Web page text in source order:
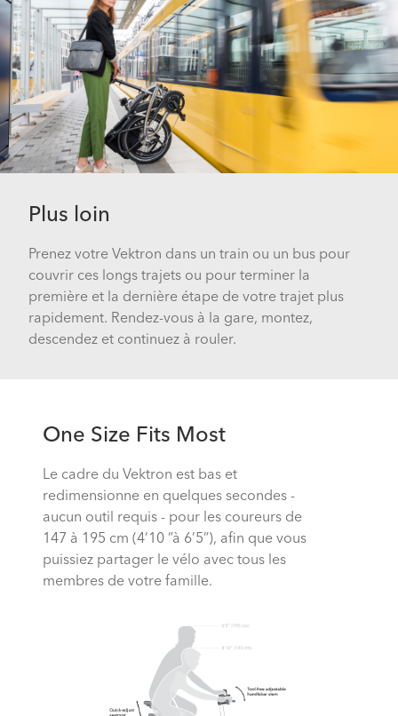
Plus loin
Prenez votre Vektron dans un train ou un bus pour
couvrir ces longs trajets ou pour terminer la
première et la dernière étape de votre trajet plus
rapidement. Rendez-vous à la gare, montez,
descendez et continuez à rouler.
One Size Fits Most
Le cadre du Vektron est bas et
redimensionne en quelques secondes -
aucun outil requis - pour les coureurs de
147 à 195 cm (4’10 ”à 6’5”), afin que vous
puissiez partager le vélo avec tous les
membres de votre famille.